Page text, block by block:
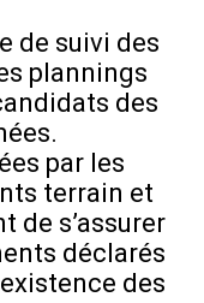
de suivi des
plannings
des
par les
terrain et
de s’assurer
déclarés
des